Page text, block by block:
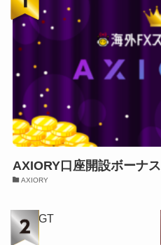
AXIORY口座開設ボーナス
AXIORY